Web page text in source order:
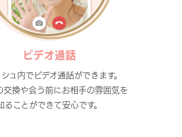
ビデオ通話
ュ内でビデオ通話ができます。
交換や会う前にお相手の雰囲気を
ることができて安心です。